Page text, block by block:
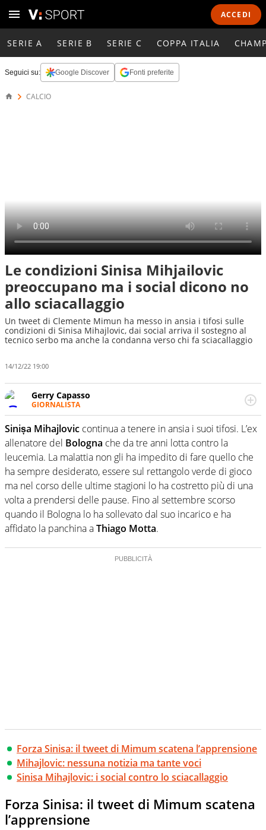
ACCEDI
SERIE A SERIE B SERIE C COPPA ITALIA
Seguici su: Google Discover Fonti preferite
CALCIO
Le condizioni Sinisa Mihjailovic
preoccupano ma i social dicono no
allo sciacallaggio
Un tweet di Clemente Mimun ha messo in ansia i tifosi sulle
condizioni di Sinisa Mihajlovic, dai social arriva il sostegno al
tecnico serbo ma anche la condanna verso chi fa sciacallaggio
14/12/22 19:00
Gerry Capasso
GIORNALISTA
Per lui gli sport americani non hanno segreti: basket,
football, baseball e la capacità innata di trovare la notizia
dove altri non vedono granché
Sinișa Mihajlovic continua a tenere in ansia i suoi tifosi. L’ex
allenatore del Bologna che da tre anni lotta contro la
leucemia. La malattia non gli ha impedito di fare quello che
ha sempre desiderato, essere sul rettangolo verde di gioco
ma nel corso delle ultime stagioni lo ha costretto più di una
volta a prendersi delle pause. Fino al settembre scorso
quando il Bologna lo ha sollevato dal suo incarico e ha
affidato la panchina aThiago Motta.
Forza Sinisa: il tweet di Mimum scatena l’apprensione
Mihajlovic: nessuna notizia ma tante voci
Sinisa Mihajlovic: i social contro lo sciacallaggio
Forza Sinisa: il tweet di Mimum scatena
l’apprensione